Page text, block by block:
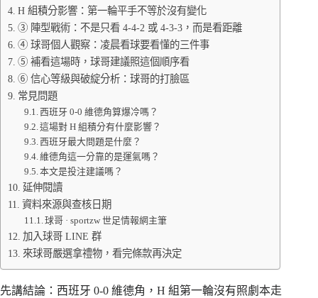
H 組積分影響：第一輪平手不等於沒有變化
③ 陣型戰術：不是只看 4-4-2 或 4-3-3，而是看距離
④ 球哥個人觀察：凌晨看球要看懂的三件事
⑤ 補看這場時，球哥建議照這個順序看
⑥ 信心等級與破綻分析：球哥的打臉區
常見問題
西班牙 0-0 維德角算爆冷嗎？
這場對 H 組積分有什麼影響？
西班牙最大問題是什麼？
維德角這一分靠的是運氣嗎？
本文是投注建議嗎？
延伸閱讀
資料來源與查核日期
球哥 · sportzw 世足情報網主筆
加入球哥 LINE 群
來球哥嚴選拿禮物，看完條款再決定
先講結論：西班牙 0-0 維德角，H 組第一輪沒有照劇本走